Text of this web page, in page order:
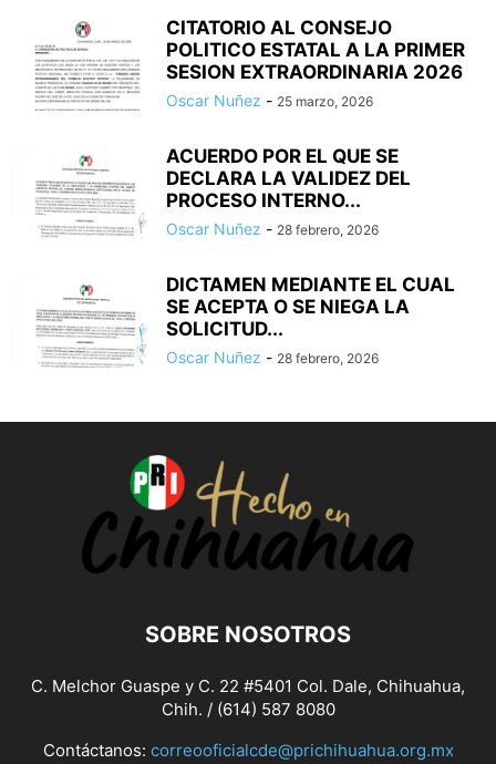
CITATORIO AL CONSEJO
POLITICO ESTATAL A LA PRIMER
SESION EXTRAORDINARIA 2026
Oscar Nuñez - 25 marzo, 2026
ACUERDO POR EL QUE SE
DECLARA LA VALIDEZ DEL
PROCESO INTERNO...
Oscar Nuñez - 28 febrero, 2026
DICTAMEN MEDIANTE EL CUAL
SE ACEPTA O SE NIEGA LA
SOLICITUD...
Oscar Nuñez - 28 febrero, 2026
SOBRE NOSOTROS
C. Melchor Guaspe y C. 22 #5401 Col. Dale, Chihuahua,
Chih. / (614) 587 8080
Contáctanos: correooficialcde@prichihuahua.org.mx